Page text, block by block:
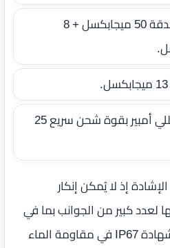
الكاميرا الخلفية : ثلاثية بدقة 50 ميجابكسل + 8
سعة البطارية : 5000 ميللي أمبير بقوة شحن سريع 25
يستحق هاتف Galaxy A26 الإشادة إذ لا يُمكن إنكار
لعدد كبير من الجوانب بما في
ذلك الشاشة الأكبر حجمًا وشهادة IP67 في مقاومة الماء